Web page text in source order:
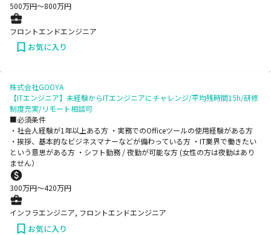
500万円〜800万円
フロントエンドエンジニア
お気に入り
株式会社GOOYA
【ITエンジニア】未経験からITエンジニアにチャレンジ/平均残時間15h/研修
制度充実/リモート相談可
■必須条件
・社会人経験が1年以上ある方 ・実務でのOfficeツールの使用経験がある方
・挨拶、基本的なビジネスマナーなどが備わっている方 ・IT業界で働きたい
という意思がある方 ・シフト勤務 / 夜勤が可能な方 (女性の方は夜勤はあり
ません）
300万円〜420万円
インフラエンジニア, フロントエンドエンジニア
お気に入り